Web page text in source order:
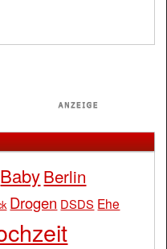
BabyBerlin
Drogen DSDS Ehe